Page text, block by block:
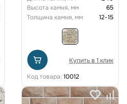
Высота камня, мм
65
Толщина камня, мм
12-15
Купить в 1 клик
Код товара: 10012